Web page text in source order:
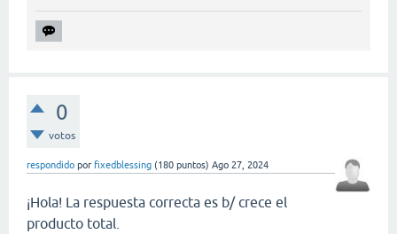
0
votos
respondido por fixedblessing (180 puntos) Ago 27, 2024
¡Hola! La respuesta correcta es b/ crece el
producto total.